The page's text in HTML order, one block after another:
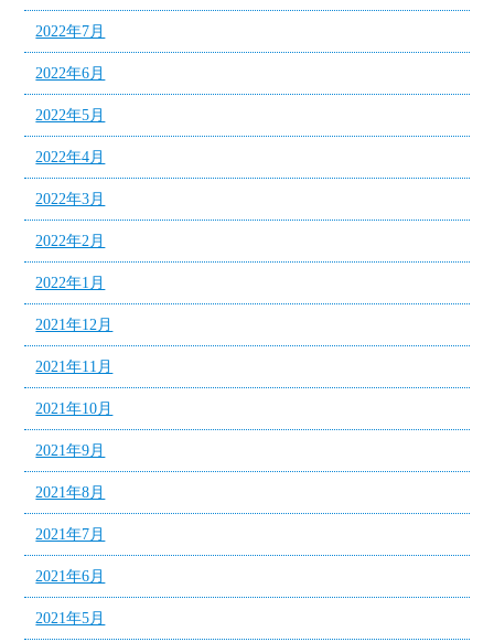
2022年7月
2022年6月
2022年5月
2022年4月
2022年3月
2022年2月
2022年1月
2021年12月
2021年11月
2021年10月
2021年9月
2021年8月
2021年7月
2021年6月
2021年5月